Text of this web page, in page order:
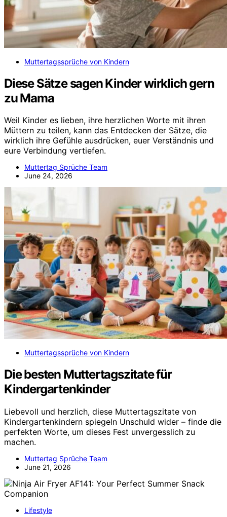
Muttertagssprüche von Kindern
Diese Sätze sagen Kinder wirklich gern
zu Mama
Weil Kinder es lieben, ihre herzlichen Worte mit ihren
Müttern zu teilen, kann das Entdecken der Sätze, die
wirklich ihre Gefühle ausdrücken, euer Verständnis und
eure Verbindung vertiefen.
Muttertag Sprüche Team
June 24, 2026
Muttertagssprüche von Kindern
Die besten Muttertagszitate für
Kindergartenkinder
Liebevoll und herzlich, diese Muttertagszitate von
Kindergartenkindern spiegeln Unschuld wider – finde die
perfekten Worte, um dieses Fest unvergesslich zu
machen.
Muttertag Sprüche Team
June 21, 2026
Lifestyle